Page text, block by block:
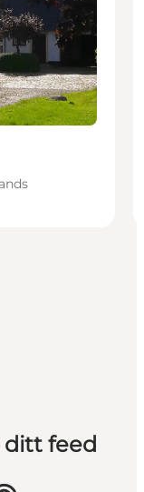
ditt feed